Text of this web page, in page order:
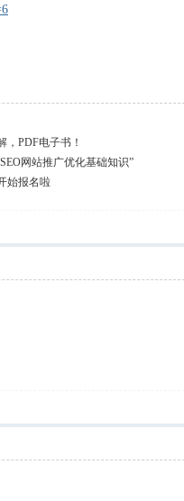
，PDF电子书！
网站推广优化基础知识”
始报名啦